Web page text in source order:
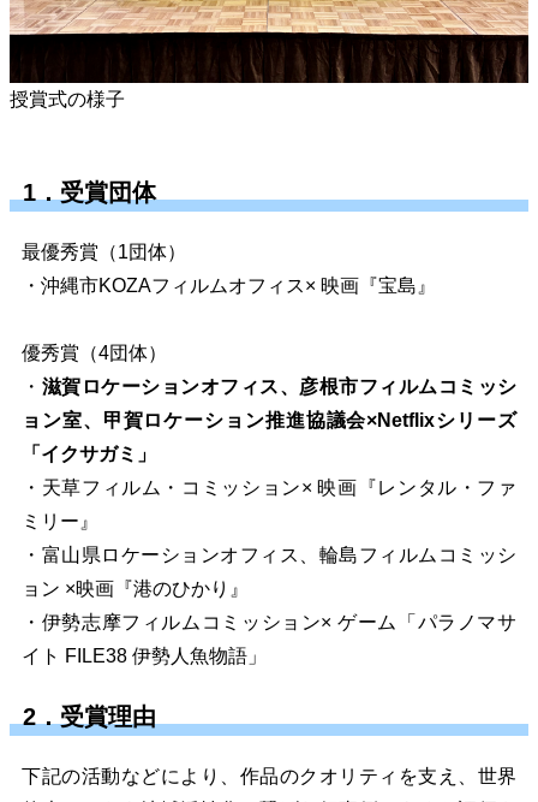
授賞式の様子
1．受賞団体
最優秀賞（1団体）
・沖縄市KOZAフィルムオフィス× 映画『宝島』
優秀賞（4団体）
・ 滋賀ロケーションオフィス、 彦根市フィルムコミッシ
ョン室、甲賀ロケーション推進協議会×Netflixシリーズ
「イクサガミ」
・天草フィルム・コミッション× 映画『レンタル・ファ
ミリー』
・富山県ロケーションオフィス、輪島フィルムコミッシ
ョン ×映画『港のひかり』
・伊勢志摩フィルムコミッション× ゲーム「パラノマサ
イト FILE38 伊勢人魚物語」
2．受賞理由
下記の活動などにより、作品のクオリティを支え、世界